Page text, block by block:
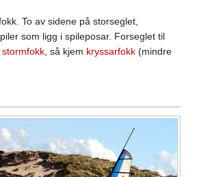
To av sidene på storseglet,
som ligg i spileposar. Forseglet til
stormfokk , så kjem kryssarfokk (mindre